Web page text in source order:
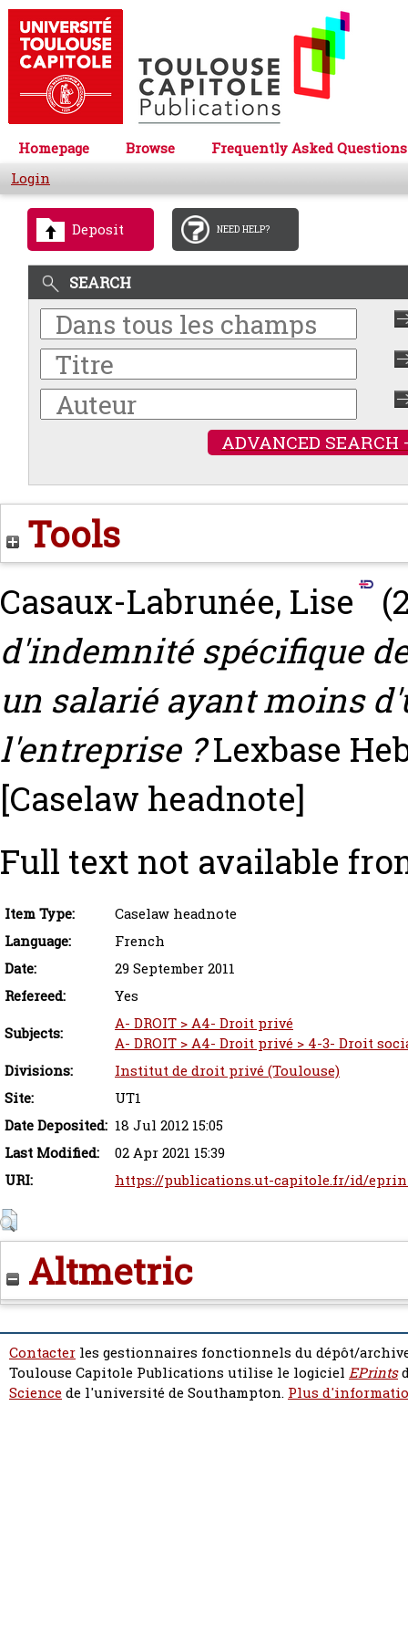
Homepage Browse
Frequently Asked Questions
Login
Deposit NEED HELP?
SEARCH
ADVANCED SEARCH
Tools
Casaux-Labrunée, Lise
d'indemnité spécifique
un salarié ayant moins
l'entreprise ? Lexbase
[Caselaw headnote]
Full text not available
Item Type:
Caselaw headnote
Language:
French
Date:
29 September 2011
Refereed:
Yes
Subjects:
A- DROIT > A4- Droit privé
A- DROIT > A4- Droit privé > 4-3- Droit
Divisions:
Institut de droit privé (Toulouse)
Site:
UT1
Date Deposited: 18 Jul 2012 15:05
Last Modified:
02 Apr 2021 15:39
URI:
https://publications.ut-capitole.fr/id/
Altmetric
Contacter les gestionnaires fonctionnels du dépôt/
Toulouse Capitole Publications utilise le logiciel EPrints
Sciencede l'université de Southampton. Plus